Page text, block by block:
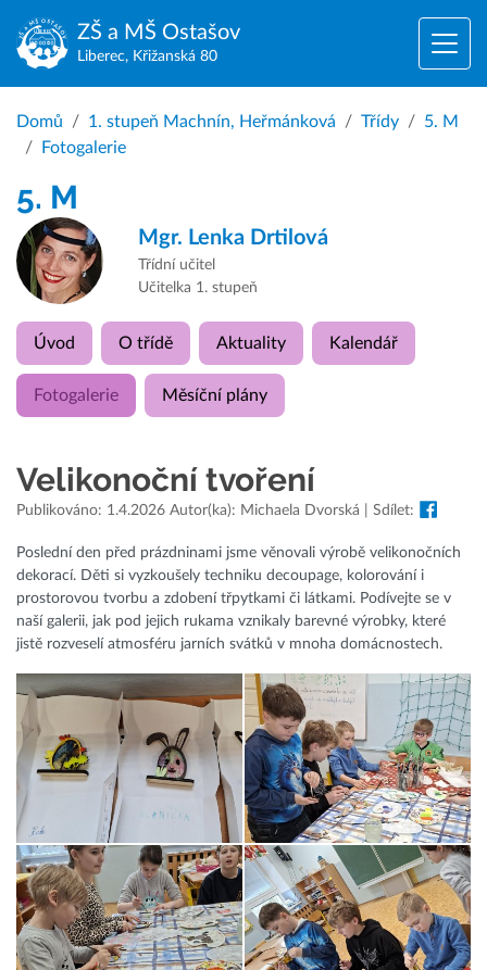
ZŠ a MŠ Ostašov
Liberec, Křižanská 80
Domů 1. stupeň Machnín, Heřmánková Třídy
5. M
Fotogalerie
5. M
Mgr. Lenka Drtilová
Třídní učitel
Učitelka 1. stupeň
Úvod O třídě Aktuality Kalendář
Fotogalerie Měsíční plány
Velikonoční tvoření
Publikováno: 1.4.2026 Autor(ka): Michaela Dvorská | Sdílet:
Poslední den před prázdninami jsme věnovali výrobě velikonočních
dekorací. Děti si vyzkoušely techniku decoupage, kolorování i
prostorovou tvorbu a zdobení třpytkami či látkami. Podívejte se v
naší galerii, jak pod jejich rukama vznikaly barevné výrobky, které
jistě rozveselí atmosféru jarních svátků v mnoha domácnostech.